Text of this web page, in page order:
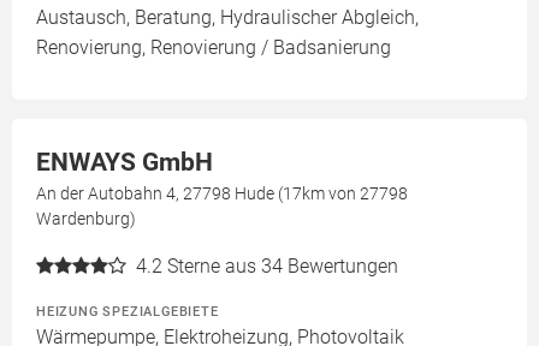
Austausch, Beratung, Hydraulischer Abgleich,
Renovierung, Renovierung / Badsanierung
ENWAYS GmbH
An der Autobahn 4, 27798 Hude (17km von 27798
Wardenburg)
4.2 Sterne aus 34 Bewertungen
HEIZUNG SPEZIALGEBIETE
Wärmepumpe, Elektroheizung, Photovoltaik